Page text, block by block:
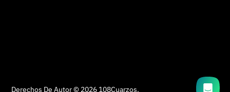
Derechos De Autor © 2026 108Cuarzos.